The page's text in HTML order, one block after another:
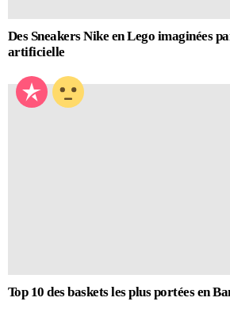
Des Sneakers Nike en Lego imaginées
artificielle
Top 10 des baskets les plus portées en